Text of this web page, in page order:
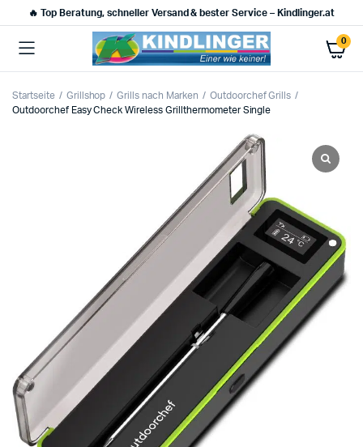
🔥 Top Beratung, schneller Versand & bester Service – Kindlinger.at
0
Startseite Grillshop Grills nach Marken
Outdoorchef Grills
Outdoorchef Easy Check Wireless Grillthermometer Single